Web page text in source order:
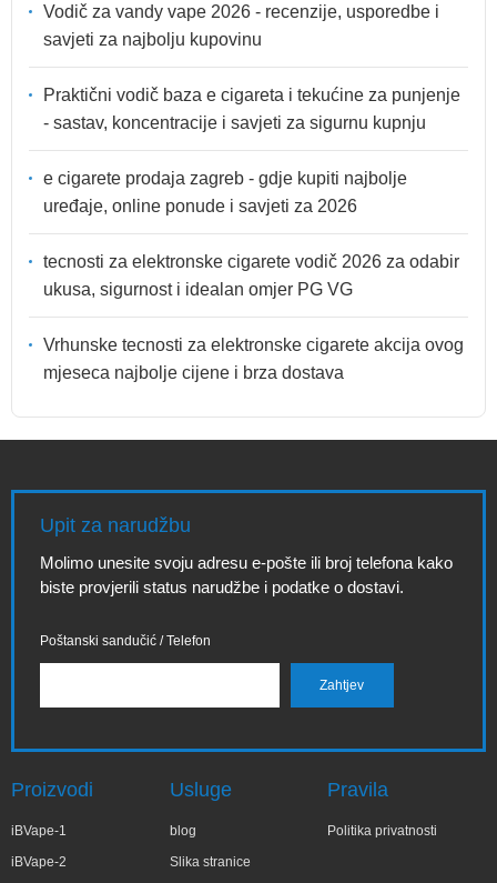
Vodič za vandy vape 2026 - recenzije, usporedbe i
savjeti za najbolju kupovinu
Praktični vodič baza e cigareta i tekućine za punjenje
- sastav, koncentracije i savjeti za sigurnu kupnju
e cigarete prodaja zagreb - gdje kupiti najbolje
uređaje, online ponude i savjeti za 2026
tecnosti za elektronske cigarete vodič 2026 za odabir
ukusa, sigurnost i idealan omjer PG VG
Vrhunske tecnosti za elektronske cigarete akcija ovog
mjeseca najbolje cijene i brza dostava
Upit za narudžbu
Molimo unesite svoju adresu e-pošte ili broj telefona kako
biste provjerili status narudžbe i podatke o dostavi.
Poštanski sandučić / Telefon
Proizvodi
iBVape-1
iBVape-2
Usluge
blog
Slika stranice
Pravila
Politika privatnosti